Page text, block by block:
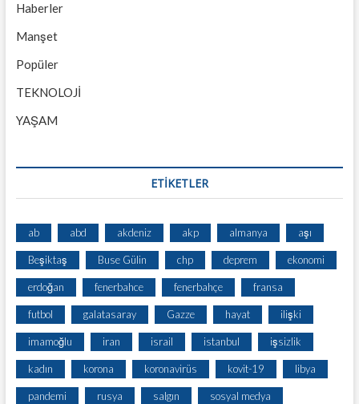
Haberler
Manşet
Popüler
TEKNOLOJİ
YAŞAM
ETİKETLER
ab abd akdeniz akp almanya aşı
Beşiktaş Buse Gülin chp deprem ekonomi
erdoğan fenerbahce fenerbahçe fransa
futbol galatasaray Gazze hayat ilişki
imamoğlu iran israil istanbul işsizlik
kadın korona koronavirüs kovit-19 libya
pandemi rusya salgın sosyal medya